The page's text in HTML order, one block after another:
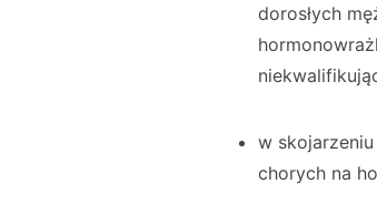
dorosłych
w
chorych na